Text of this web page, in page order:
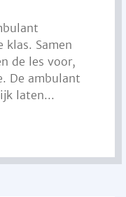
klas. Samen
de les voor,
De ambulant
laten...